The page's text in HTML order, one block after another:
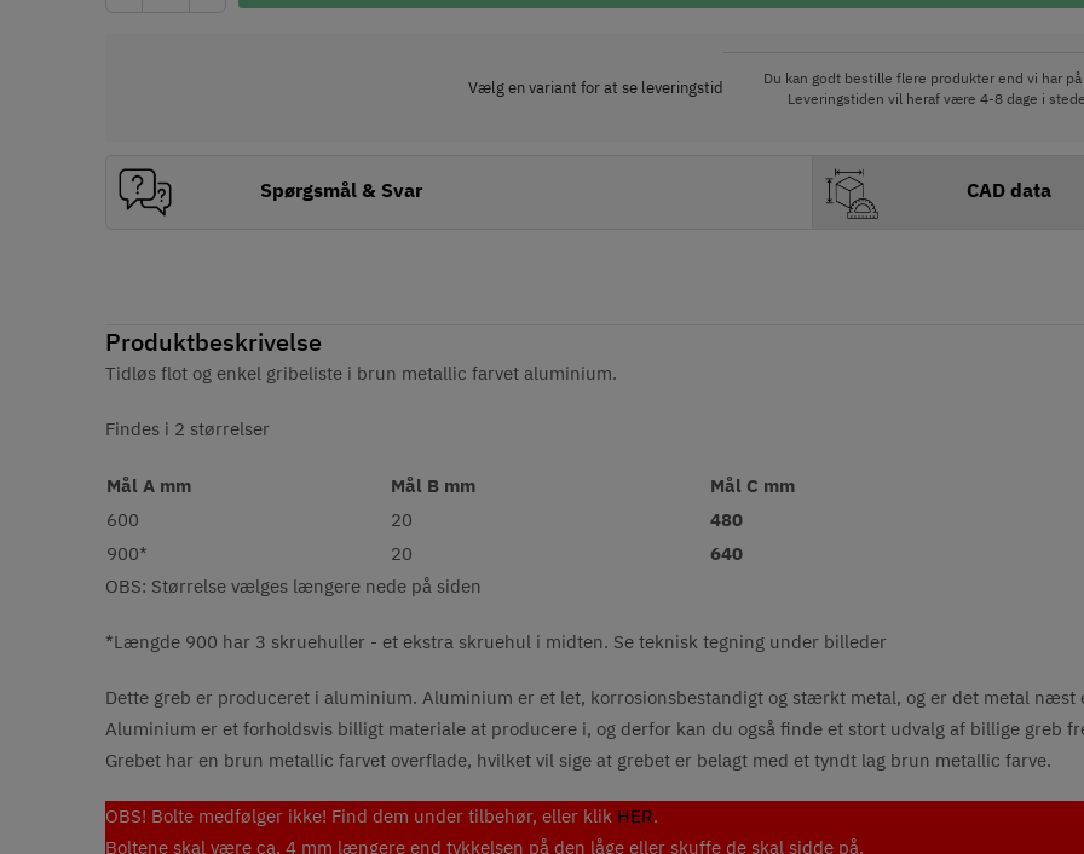
Produktbeskrivelse
Tidløs flot og enkel gribeliste i brun metallic farvet aluminium.
Findes i 2 størrelser
Mål A mm Mål B mm
Mål C mm
600
20
480
900*
20
640
OBS: Størrelse vælges længere nede på siden
*Længde 900 har 3 skruehuller - et ekstra skruehul i midten. Se teknisk tegning under billeder
Dette greb er produceret i aluminium. Aluminium er et let, korrosionsbestandigt og stærkt metal, og er det metal
Aluminium er et forholdsvis billigt materiale at producere i, og derfor kan du også finde et stort udvalg af billige greb
Grebet har en brun metallic farvet overflade, hvilket vil sige at grebet er belagt med et tyndt lag brun metallic farve.
OBS! Bolte medfølger ikke! Find dem under tilbehør, eller klik HER.
Boltene skal være ca. 4 mm længere end tykkelsen på den låge eller skuffe de skal sidde på.
Vælg en variant for at se leveringstid
Du kan godt bestille flere produkter end vi har på
Leveringstiden vil heraf være 4-8 dage i
Spørgsmål & Svar CAD data